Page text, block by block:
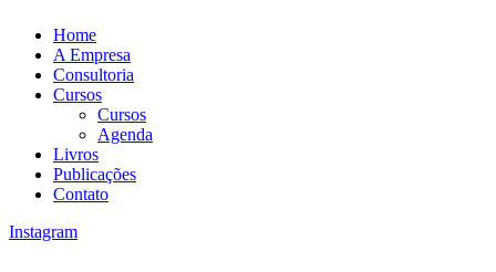
Home
A Empresa
Consultoria
Cursos
Cursos
Agenda
Livros
Publicações
Contato
Instagram